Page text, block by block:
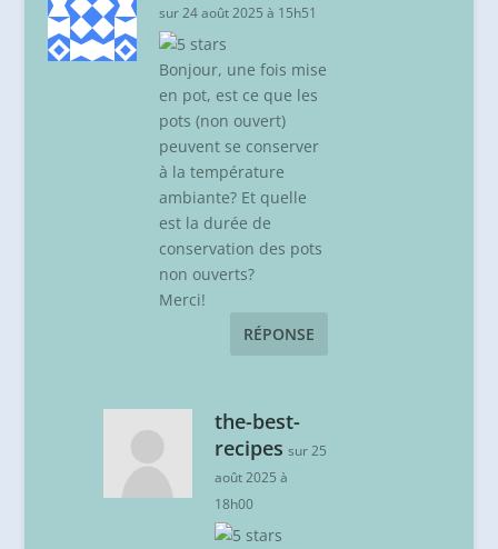
sur 24 août 2025 à 15h51
Bonjour, une fois mise
en pot, est ce que les
pots (non ouvert)
peuvent se conserver
à la température
ambiante? Et quelle
est la durée de
conservation des pots
non ouverts?
Merci!
RÉPONSE
the-best-
recipes sur 25
août 2025 à
18h00